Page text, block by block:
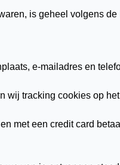
is geheel volgens de
e-mailadres en
tracking cookies op
met een credit card